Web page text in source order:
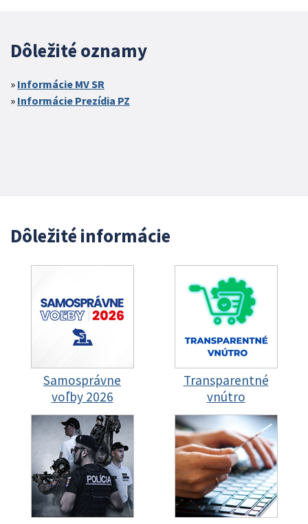
Dôležité oznamy
Informácie MV SR
Informácie Prezídia PZ
Dôležité informácie
Samosprávne
voľby 2026
Transparentné
vnútro